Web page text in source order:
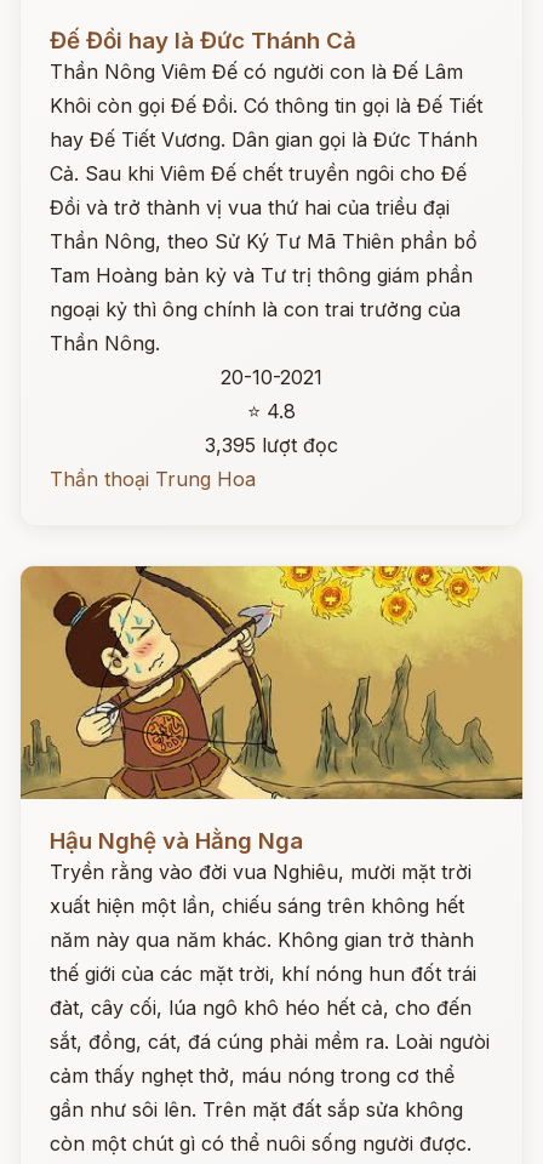
Đọc ngay
Đế Đồi hay là Đức Thánh Cả
Thần Nông Viêm Đế có người con là Đế Lâm
Khôi còn gọi Đế Đồi. Có thông tin gọi là Đế Tiết
hay Đế Tiết Vương. Dân gian gọi là Đức Thánh
Cả. Sau khi Viêm Đế chết truyền ngôi cho Đế
Đồi và trở thành vị vua thứ hai của triều đại
Thần Nông, theo Sử Ký Tư Mã Thiên phần bổ
Tam Hoàng bản kỷ và Tư trị thông giám phần
ngoại kỷ thì ông chính là con trai trưởng của
Thần Nông.
20-10-2021
⭐ 4.8
3,395 lượt đọc
Thần thoại Trung Hoa
Hậu Nghệ và Hằng Nga
Tryền rằng vào đời vua Nghiêu, mười mặt trời
xuất hiện một lần, chiếu sáng trên không hết
năm này qua năm khác. Không gian trở thành
thế giới của các mặt trời, khí nóng hun đốt trái
đàt, cây cối, lúa ngô khô héo hết cả, cho đến
sắt, đồng, cát, đá cúng phải mềm ra. Loài ngưòi
cảm thấy nghẹt thở, máu nóng trong cơ thể
gần như sôi lên. Trên mặt đất sắp sửa không
còn một chút gì có thể nuôi sống người được.